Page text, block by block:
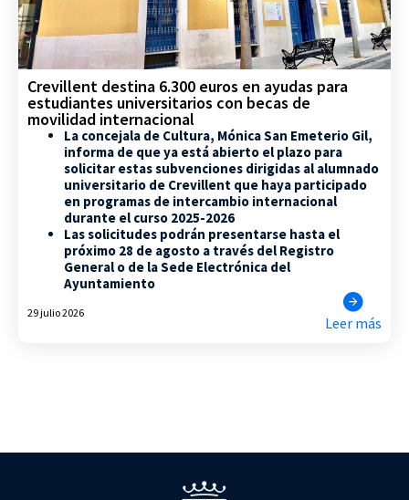
Crevillent destina 6.300 euros en ayudas para
estudiantes universitarios con becas de
movilidad internacional
La concejala de Cultura, Mónica San Emeterio Gil,
informa de que ya está abierto el plazo para
solicitar estas subvenciones dirigidas al alumnado
universitario de Crevillent que haya participado
en programas de intercambio internacional
durante el curso 2025-2026
Las solicitudes podrán presentarse hasta el
próximo 28 de agosto a través del Registro
General o de la Sede Electrónica del
Ayuntamiento
29 julio 2026
Leer más